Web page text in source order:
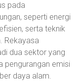
pada
seperti energi
serta teknik
Rekayasa
dua sektor yang
pengurangan emisi
daya alam.